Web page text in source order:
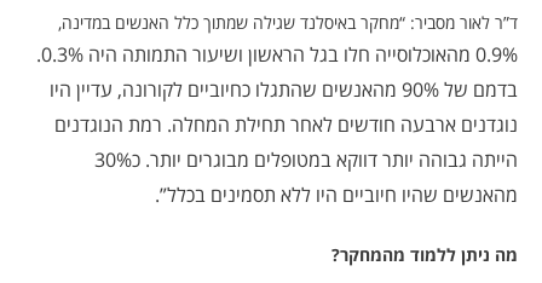
ד”ר לאור מסביר: “מחקר באיסלנד שגילה שמתוך כלל האנשים במדינה,
0.9% מהאוכלוסייה חלו בגל הראשון ושיעור התמותה היה 0.3%.
בדמם של 90% מהאנשים שהתגלו כחיוביים לקורונה, עדיין היו
נוגדנים ארבעה חודשים לאחר תחילת המחלה. רמת הנוגדנים
הייתה גבוהה יותר דווקא במטופלים מבוגרים יותר. כ30%
מהאנשים שהיו חיוביים היו ללא תסמינים בכלל”.
מה ניתן ללמוד מהמחקר?